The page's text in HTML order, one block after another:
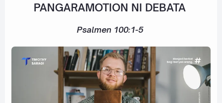
PANGARAMOTION NI DEBATA
Psalmen 100:1-5